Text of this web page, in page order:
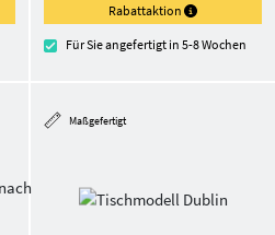
Rabattaktion
Für Sie angefertigt in 5-8 Wochen
Maßgefertigt